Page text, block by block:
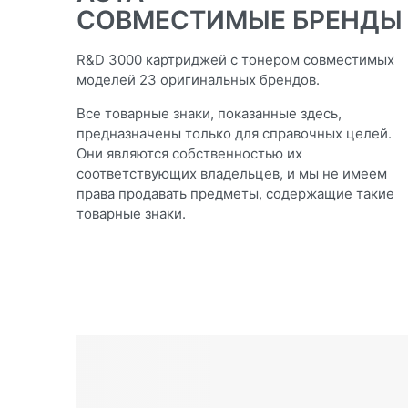
СОВМЕСТИМЫЕ БРЕНДЫ
R&D 3000 картриджей с тонером совместимых
моделей 23 оригинальных брендов.
Все товарные знаки, показанные здесь,
предназначены только для справочных целей.
Они являются собственностью их
соответствующих владельцев, и мы не имеем
права продавать предметы, содержащие такие
товарные знаки.